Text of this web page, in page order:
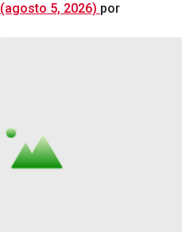
(agosto 5, 2026) por